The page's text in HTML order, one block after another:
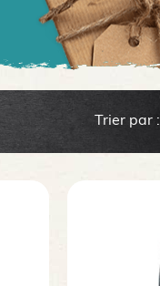
Trier par :